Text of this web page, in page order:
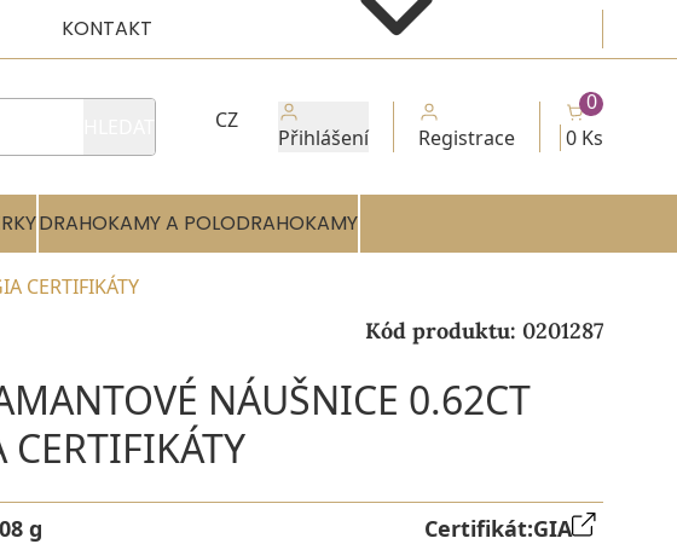
KONTAKT
CZ
Přihlášení Registrace 0 Ks
0
DRAHOKAMY A POLODRAHOKAMY
CERTIFIKÁTY
Kód produktu: 0201287
NÁUŠNICE 0.62CT
CERTIFIKÁTY
g Certifikát:GIA